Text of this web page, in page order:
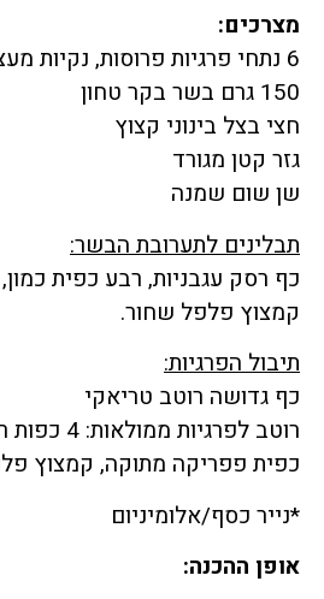
מצרכים:
6 נתחי פרגיות פרוסות, נקיות מעצמות ועור
150 גרם בשר בקר טחון
חצי בצל בינוני קצוץ
גזר קטן מגורד
שן שום שמנה
תבלינים לתערובת הבשר:
כף רסק עגבניות, רבע כפית
קמצוץ פלפל שחור.
תיבול הפרגיות:
כף גדושה רוטב טריאקי
רוטב
כפית פפריקה מתוקה, קמצוץ
*נייר כסף/אלומיניום
אופן ההכנה: